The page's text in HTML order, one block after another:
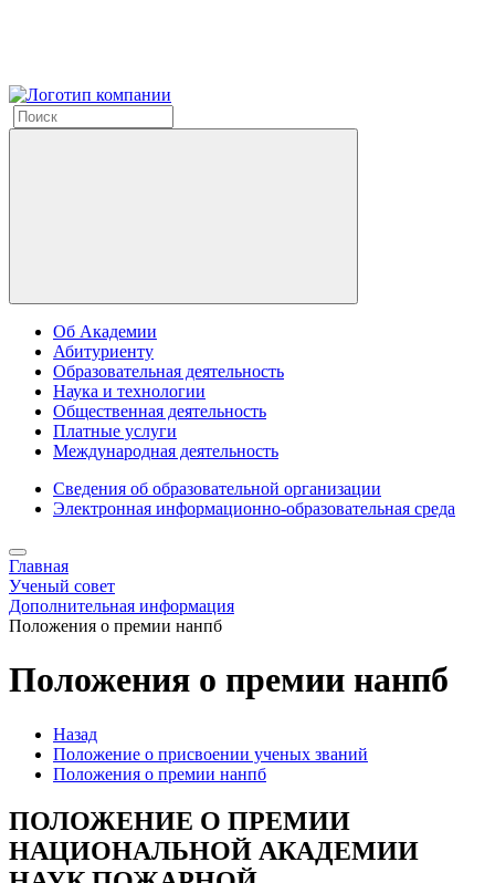
Об Академии
Абитуриенту
Образовательная деятельность
Наука и технологии
Общественная деятельность
Платные услуги
Международная деятельность
Сведения об образовательной организации
Электронная информационно-образовательная среда
Главная
Ученый совет
Дополнительная информация
Положения о премии нанпб
Положения о премии нанпб
Назад
Положение о присвоении ученых званий
Положения о премии нанпб
ПОЛОЖЕНИЕ О ПРЕМИИ
НАЦИОНАЛЬНОЙ АКАДЕМИИ